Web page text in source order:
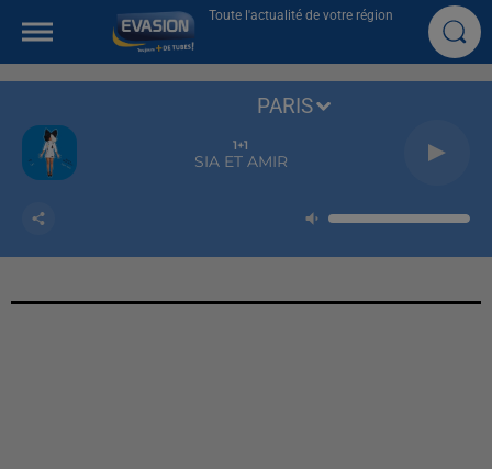
Toute l'actualité de votre région
1+1
SIA ET AMIR
PARIS